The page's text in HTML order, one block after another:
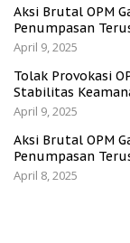
Aksi Brutal OPM
Penumpasan
April 9, 2025
Tolak Provokasi
Stabilitas
April 9, 2025
Aksi Brutal OPM
Penumpasan
April 8, 2025